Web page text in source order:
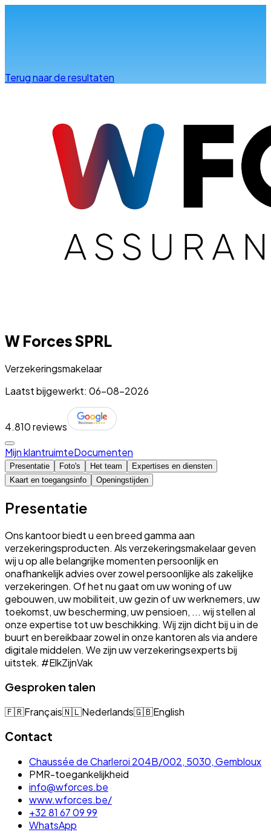
Terug naar de resultaten
W Forces SPRL
Verzekeringsmakelaar
Laatst bijgewerkt: 06-08-2026
4.810 reviews
Mijn klantruimteDocumenten
Presentatie Foto's Het team
Expertises en diensten
Kaart en toegangsinfo
Openingstijden
Presentatie
Ons kantoor biedt u een breed gamma aan
verzekeringsproducten. Als verzekeringsmakelaar geven
wij u op alle belangrijke momenten persoonlijk en
onafhankelijk advies over zowel persoonlijke als zakelijke
verzekeringen. Of het nu gaat om uw woning of uw
gebouwen, uw mobiliteit, uw gezin of uw werknemers, uw
toekomst, uw bescherming, uw pensioen, ... wij stellen al
onze expertise tot uw beschikking. Wij zijn dicht bij u in de
buurt en bereikbaar zowel in onze kantoren als via andere
digitale middelen. We zijn uw verzekeringsexperts bij
uitstek. #ElkZijnVak
Gesproken talen
🇫🇷Français🇳🇱Nederlands🇬🇧English
Contact
Chaussée de Charleroi 204B/002, 5030, Gembloux
PMR-toegankelijkheid
info@wforces.be
www.wforces.be/
+32 81 67 09 99
WhatsApp